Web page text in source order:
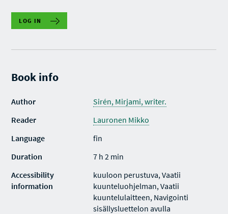
LOG IN
Book info
Author
Sirén, Mirjami, writer.
Reader
Lauronen Mikko
Language
fin
Duration
7 h 2 min
Accessibility
information
kuuloon perustuva, Vaatii
kuunteluohjelman, Vaatii
kuuntelulaitteen, Navigointi
sisällysluettelon avulla